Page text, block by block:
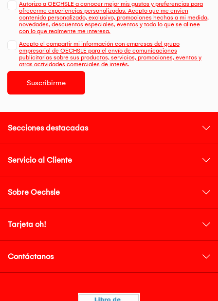
Autorizo a OECHSLE a conocer mejor mis gustos y preferencias para
ofrecerme experiencias personalizadas. Acepto que me envien
contenido personalizado, exclusivo, promociones hechas a mi medida,
novedades, descuentos especiales, eventos y todo lo que se alinee
con lo que realmente me interesa.
Acepto el compartir mi información con empresas del grupo
empresarial de OECHSLE para el envío de comunicaciones
publicitarias sobre sus productos, servicios, promociones, eventos y
otras actividades comerciales de interés.
Suscribirme
Secciones destacadas
Servicio al Cliente
Sobre Oechsle
Tarjeta oh!
Contáctanos